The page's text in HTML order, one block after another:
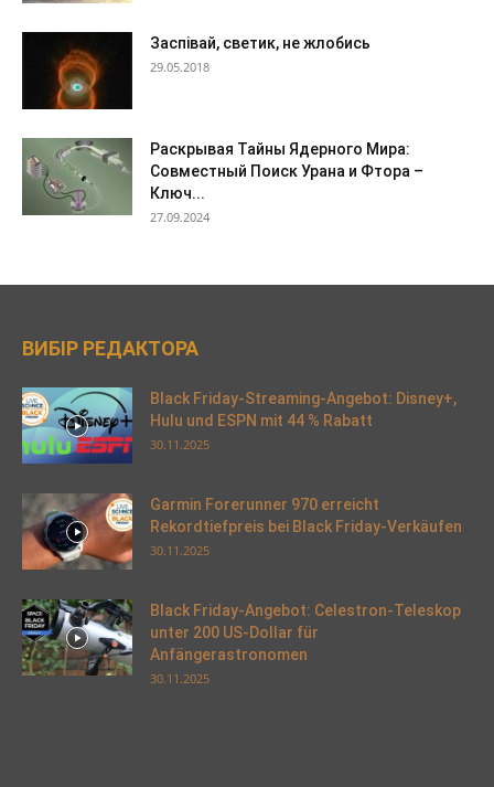
Заспівай, светик, не жлобись
29.05.2018
Раскрывая Тайны Ядерного Мира:
Совместный Поиск Урана и Фтора –
Ключ...
27.09.2024
ВИБІР РЕДАКТОРА
Black Friday-Streaming-Angebot: Disney+,
Hulu und ESPN mit 44 % Rabatt
30.11.2025
Garmin Forerunner 970 erreicht
Rekordtiefpreis bei Black Friday-Verkäufen
30.11.2025
Black Friday-Angebot: Celestron-Teleskop
unter 200 US-Dollar für
Anfängerastronomen
30.11.2025